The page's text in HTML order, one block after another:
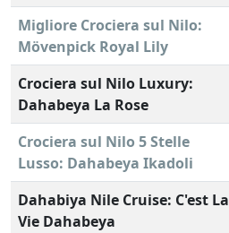
Migliore Crociera sul Nilo:
Mövenpick Royal Lily
Crociera sul Nilo Luxury:
Dahabeya La Rose
Crociera sul Nilo 5 Stelle
Lusso: Dahabeya Ikadoli
Dahabiya Nile Cruise: C'est La
Vie Dahabeya